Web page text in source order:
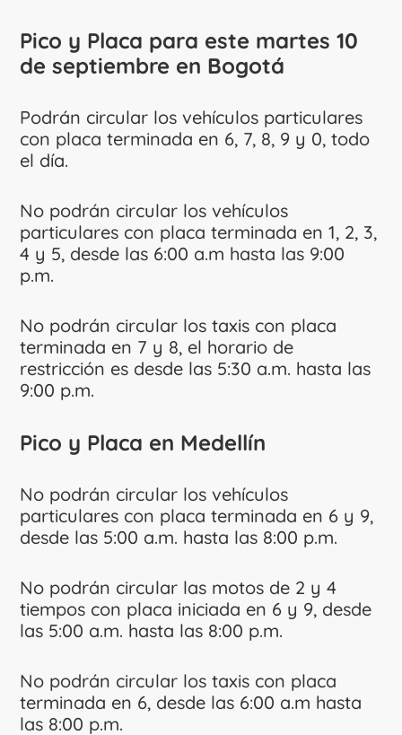
Pico y Placa para este martes 10
de septiembre en Bogotá
Podrán circular los vehículos particulares
con placa terminada en 6, 7, 8, 9 y 0, todo
el día.
No podrán circular los vehículos
particulares con placa terminada en 1, 2, 3,
4 y 5, desde las 6:00 a.m hasta las 9:00
p.m.
No podrán circular los taxis con placa
terminada en 7 y 8, el horario de
restricción es desde las 5:30 a.m. hasta las
9:00 p.m.
Pico y Placa en Medellín
No podrán circular los vehículos
particulares con placa terminada en 6 y 9,
desde las 5:00 a.m. hasta las 8:00 p.m.
No podrán circular las motos de 2 y 4
tiempos con placa iniciada en 6 y 9, desde
las 5:00 a.m. hasta las 8:00 p.m.
No podrán circular los taxis con placa
terminada en 6, desde las 6:00 a.m hasta
las 8:00 p.m.